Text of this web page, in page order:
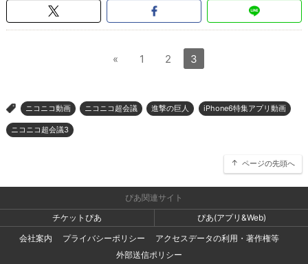
« 1 2 3
> ニコニコ動画 ニコニコ超会議 進撃の巨人 iPhone6特集アプリ動画
ニコニコ超会議3
ページの先頭へ
ぴあ関連サイト
チケットぴあ
ぴあ(アプリ&Web)
会社案内
プライバシーポリシー
アクセスデータの利用・著作権等
外部送信ポリシー